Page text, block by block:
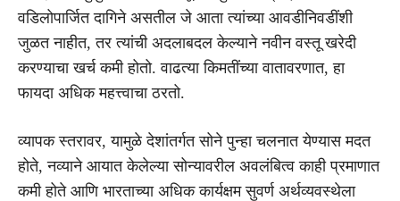
वडिलोपार्जित दागिने असतील जे आता त्यांच्या आवडीनिवडींशी
जुळत नाहीत, तर त्यांची अदलाबदल केल्याने नवीन वस्तू खरेदी
करण्याचा खर्च कमी होतो. वाढत्या किमतींच्या वातावरणात, हा
फायदा अधिक महत्त्वाचा ठरतो.
व्यापक स्तरावर, यामुळे देशांतर्गत सोने पुन्हा चलनात येण्यास मदत
होते, नव्याने आयात केलेल्या सोन्यावरील अवलंबित्व काही प्रमाणात
कमी होते आणि भारताच्या अधिक कार्यक्षम सुवर्ण अर्थव्यवस्थेला